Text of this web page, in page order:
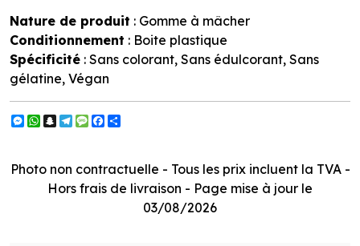
Nature de produit : Gomme à mâcher
Conditionnement : Boite plastique
Spécificité : Sans colorant, Sans édulcorant, Sans
gélatine, Végan
Messenger
WhatsApp
Snapchat
Telegram
Message
Facebook
Photo non contractuelle - Tous les prix incluent la TVA -
Hors frais de livraison - Page mise à jour le
03/08/2026